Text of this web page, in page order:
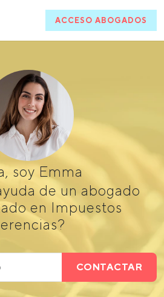
ACCESO ABOGADOS
soy Emma
de un abogado
en Impuestos
CONTACTAR